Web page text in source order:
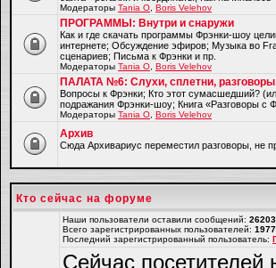
Модераторы Tania O Boris Velehov
ПРОГРАММЫ: Внутри и снаружи
Как и где скачать программы Фрэнки-шоу
интернете; Обсуждение эфиров; Музыка во
сценариев; Письма к Фрэнки и пр.
Модераторы Tania O Boris Velehov
ПАЛАТА №6: Слухи, сплетни, разговоры
Вопросы к Фрэнки; Кто этот сумасшедший?
подражания Фрэнки-шоу; Книга «Разговоры с
Модераторы Tania O Boris Velehov
Архив
Cюда Архивариус переместил разговоры, не
Кто сейчас на форуме
Наши пользователи оставили сообщений: 26203
Всего зарегистрированных пользователей: 1977
Последний зарегистрированный пользователь:
Сейчас